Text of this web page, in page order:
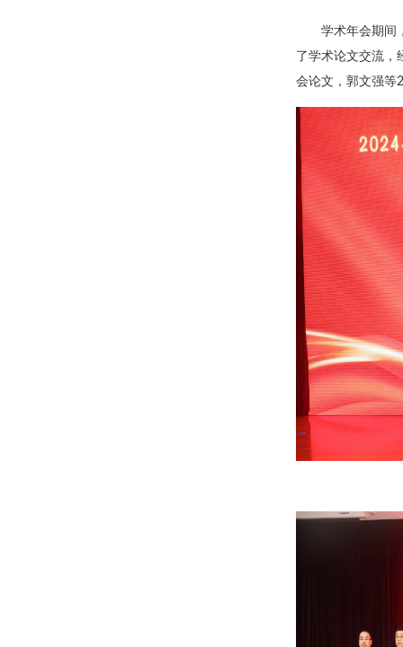
学术年会期间
了学术论文交流
会论文，郭文强等